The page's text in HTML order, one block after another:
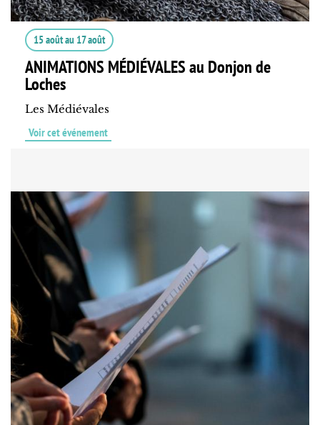
15 aoûtau 17 août
ANIMATIONS MÉDIÉVALES au Donjon de
Loches
Les Médiévales
Voir cet événement